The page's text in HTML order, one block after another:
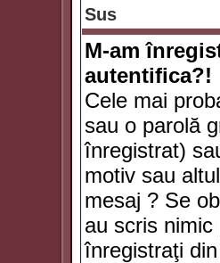
Sus
M-am
autentifica?!
Cele mai
sau o parolă
înregistrat)
motiv sau
mesaj ? Se
au scris
înregistraţi